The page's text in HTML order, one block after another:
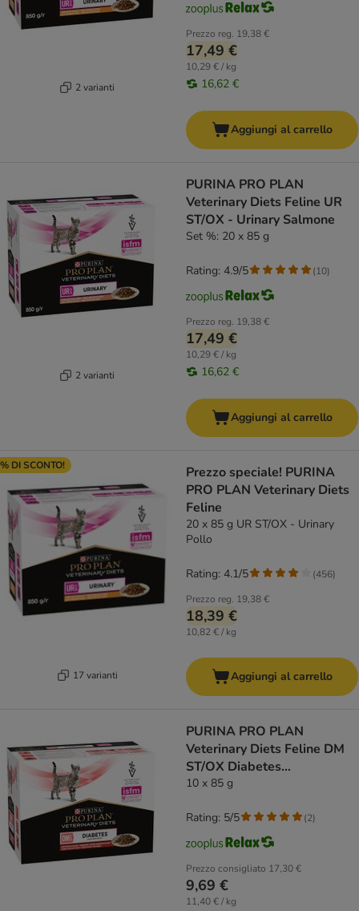
2 varianti
Prezzo reg. 19,38 €
17,49 €
10,29 € / kg
16,62 €
Aggiungi al carrello
2 varianti
PURINA PRO PLAN
Veterinary Diets Feline UR
ST/OX - Urinary Salmone
Set %: 20 x 85 g
Prezzo reg. 19,38 €
17,49 €
10,29 € / kg
16,62 €
Rating: 4.9/5 (10)
Aggiungi al carrello
DI SCONTO!
17 varianti
Prezzo speciale! PURINA
PRO PLAN Veterinary Diets
Feline
20 x 85 g UR ST/OX - Urinary
Pollo
Prezzo reg. 19,38 €
18,39 €
10,82 € / kg
Rating: 4.1/5 (456)
Aggiungi al carrello
PURINA PRO PLAN
Veterinary Diets Feline DM
ST/OX Diabetes
Management Manzo
10 x 85 g
Prezzo consigliato 17,30 €
9,69 €
11,40 € / kg
Rating: 5/5 (2)